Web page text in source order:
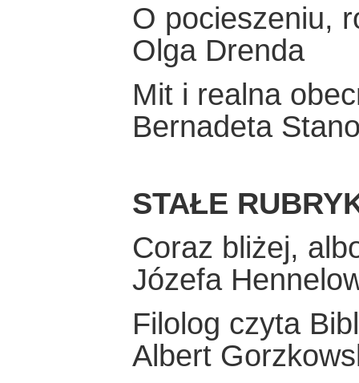
O pocieszeniu,
Olga Drenda
Mit i realna
Bernadeta
STAŁE
Coraz bliżej,
Józefa
Filolog czyta
Albert